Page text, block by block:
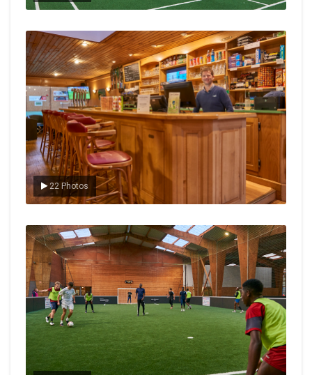
22 Photos
Le Club
Le foot en salle